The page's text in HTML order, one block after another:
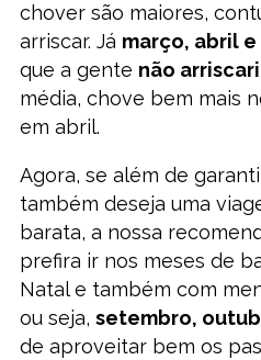
chover são maiores,
arriscar. Já março, abril e
que a gente não
média, chove bem mais
em abril.
Agora, se além de
também deseja uma
barata, a nossa
prefira ir nos meses de
Natal e também com
ou seja, setembro,
de aproveitar bem os